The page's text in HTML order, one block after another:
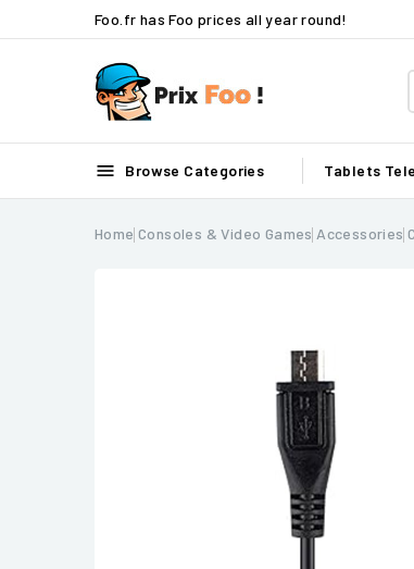
Foo.fr has Foo prices all year round!
 Browse Categories Tablets
Home Consoles & Video Games Accessories